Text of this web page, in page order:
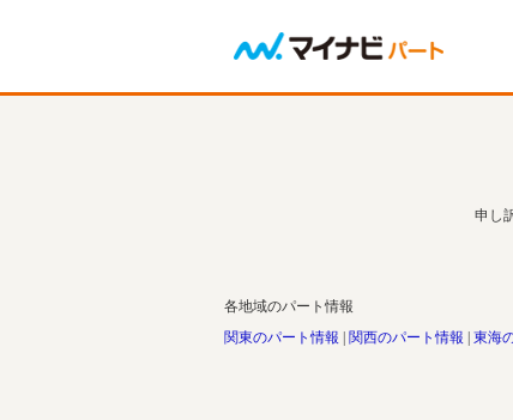
申し
各地域のパート情報
関東のパート情報
関西のパート情報 東海